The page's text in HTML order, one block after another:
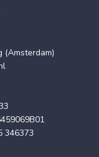
(Amsterdam)
346373